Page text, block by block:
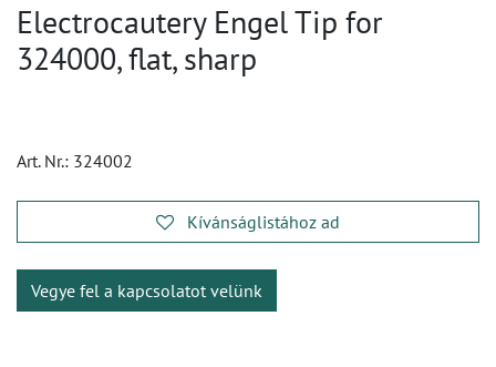
Electrocautery Engel Tip for
324000, flat, sharp
Art. Nr.: 324002
Kívánságlistához ad
Vegye fel a kapcsolatot velünk